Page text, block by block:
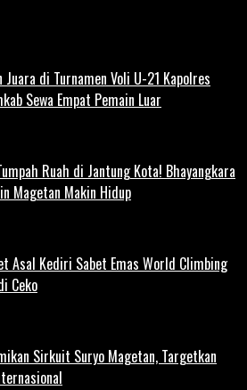
Juara di Turnamen Voli U-21 Kapolres
Sewa Empat Pemain Luar
Ruah di Jantung Kota! Bhayangkara
Magetan Makin Hidup
Asal Kediri Sabet Emas World Climbing
Ceko
Sirkuit Suryo Magetan, Targetkan